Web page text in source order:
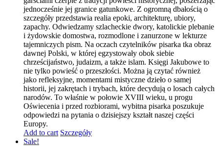
jednocześnie jej granice gatunkowe. Z ogromną dbałością o
szczegóły przedstawia realia epoki, architekturę, ubiory,
zapachy. Odwiedzamy szlacheckie dwory, katolickie plebanie
i żydowskie domostwa, rozmodlone i zanurzone w lekturze
tajemniczych pism. Na oczach czytelników pisarka tka obraz
dawnej Polski, w której egzystowały obok siebie
chrześcijaństwo, judaizm, a także islam. Księgi Jakubowe to
nie tylko powieść o przeszłości. Można ją czytać również
jako refleksyjne, momentami mistyczne dzieło o samej
historii, jej zakrętach i trybach, które decydują o losach całych
narodów. To właśnie w połowie XVIII wieku, u progu
Oświecenia i przed rozbiorami, wybitna pisarka poszukuje
odpowiedzi na pytania o dzisiejszy kształt naszej części
Europy.
Add to cart Szczegóły
Sale!